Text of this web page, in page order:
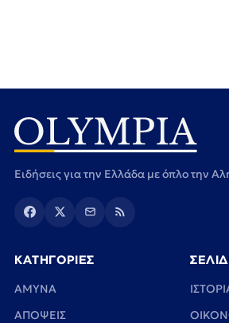
Ειδήσεις για την Ελλάδα με όπλο την
ΚΑΤΗΓΟΡΙΕΣ
ΑΜΥΝΑ
ΑΠΟΨΕΙΣ